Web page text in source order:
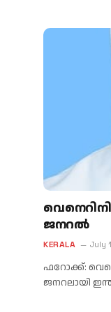
ജനറൽ
KERALA July
ഫറോക്ക്:
ജനറലായി